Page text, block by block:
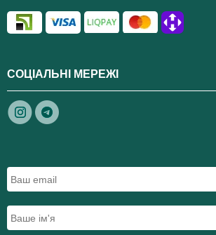
СОЦІАЛЬНІ МЕРЕЖІ